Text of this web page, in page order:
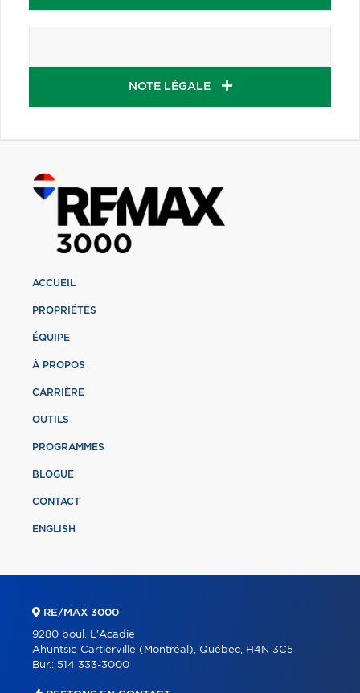
NOTE LÉGALE
ACCUEIL
PROPRIÉTÉS
ÉQUIPE
À PROPOS
CARRIÈRE
OUTILS
PROGRAMMES
BLOGUE
CONTACT
ENGLISH
RE/MAX 3000
9280 boul. L'Acadie
Ahuntsic-Cartierville (Montréal), Québec, H4N 3C5
Bur.: 514 333-3000